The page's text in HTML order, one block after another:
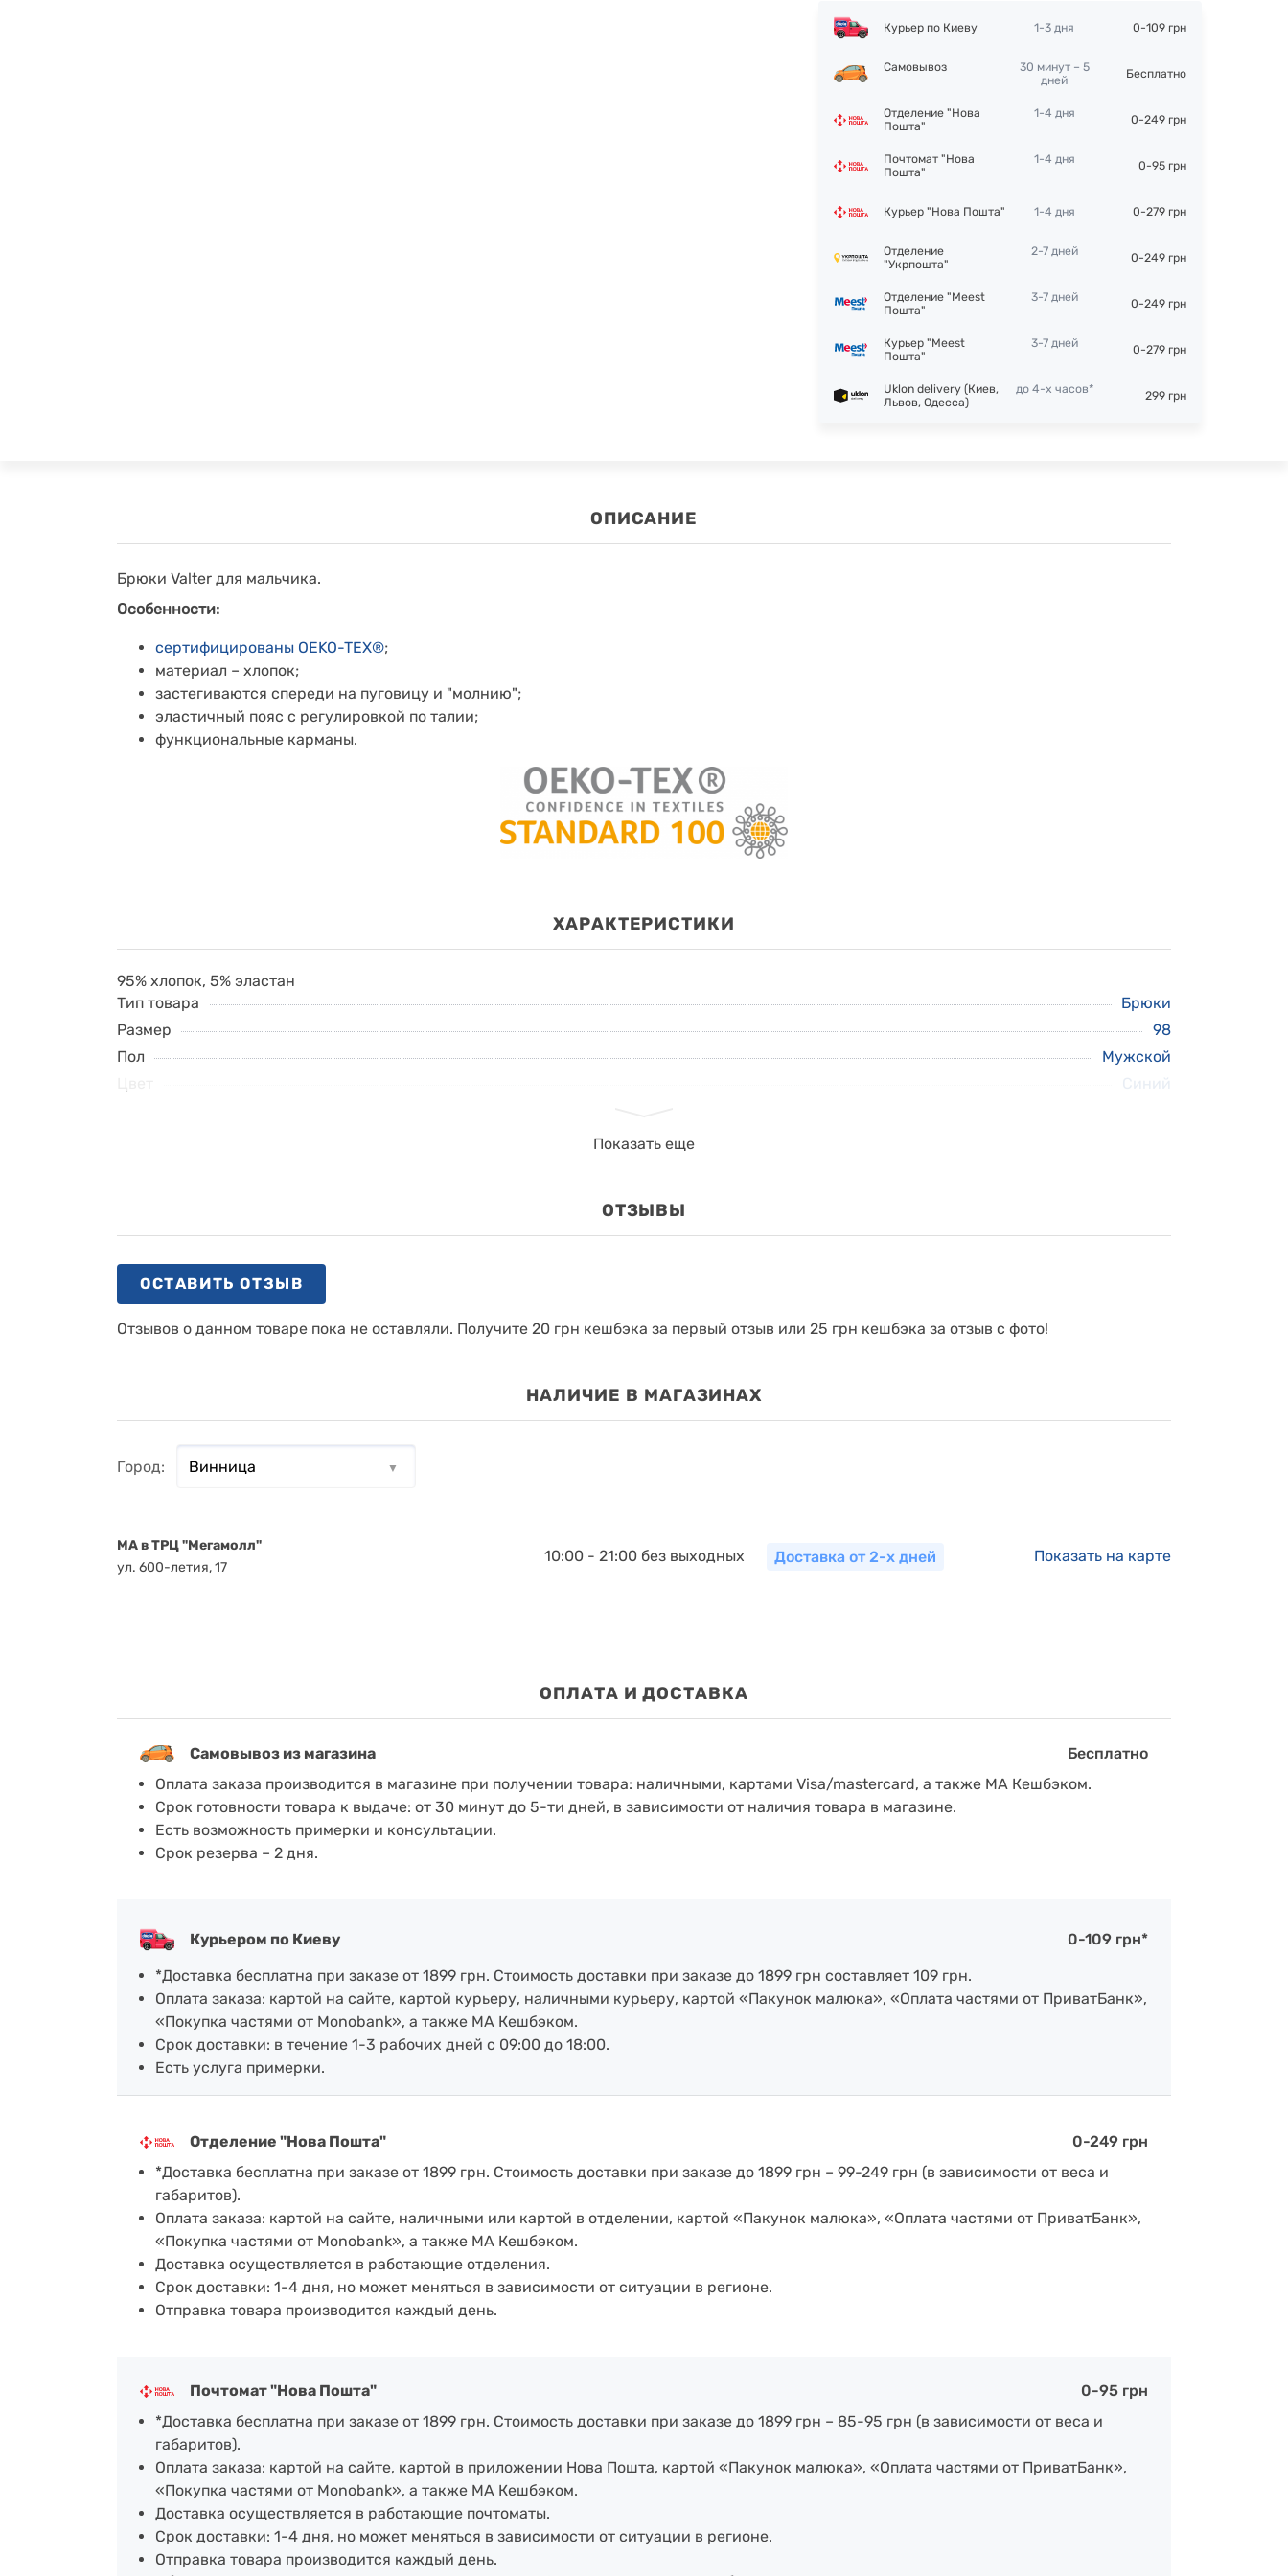
Курьер по Киеву 1-3 дня 0-109 грн
Самовывоз
30 минут – 5
дней
Бесплатно
Отделение "Нова
Пошта"
1-4 дня 0-249 грн
Почтомат "Нова
Пошта"
1-4 дня 0-95 грн
Курьер "Нова Пошта" 1-4 дня 0-279 грн
Отделение
"Укрпошта"
2-7 дней 0-249 грн
Отделение "Meest
Пошта"
3-7 дней 0-249 грн
Курьер "Meest
Пошта"
3-7 дней 0-279 грн
Uklon delivery (Киев,
Львов, Одесса)
до 4-х часов* 299 грн
ОПИСАНИЕ
Брюки Valter для мальчика.
Особенности:
сертифицированы OEKO-TEX®;
материал – хлопок;
застегиваются спереди на пуговицу и "молнию";
эластичный пояс с регулировкой по талии;
функциональные карманы.
ХАРАКТЕРИСТИКИ
95% хлопок, 5% эластан
Показать еще
Тип товара
Брюки
Размер
98
Пол
Мужской
ОТЗЫВЫ
ОСТАВИТЬ ОТЗЫВ
Отзывов о данном товаре пока не оставляли. Получите 20 грн кешбэка за первый отзыв или 25 грн кешбэка за отзыв с фото!
НАЛИЧИЕ В МАГАЗИНАХ
Город:
MA в ТРЦ "Мегамолл"
ул. 600-летия, 17
10:00 - 21:00 без выходных Доставка от 2-х дней Показать на карте
ОПЛАТА И ДОСТАВКА
Самовывоз из магазина
Бесплатно
Оплата заказа производится в магазине при получении товара: наличными, картами Visa/mastercard, а также МА Кешбэком.
Срок готовности товара к выдаче: от 30 минут до 5-ти дней, в зависимости от наличия товара в магазине.
Есть возможность примерки и консультации.
Срок резерва – 2 дня.
Курьером по Киеву
0-109 грн*
*Доставка бесплатна при заказе от 1899 грн. Стоимость доставки при заказе до 1899 грн составляет 109 грн.
Оплата заказа: картой на сайте, картой курьеру, наличными курьеру, картой «Пакунок малюка», «Оплата частями от ПриватБанк»,
«Покупка частями от Monobank», а также МА Кешбэком.
Срок доставки: в течение 1-3 рабочих дней с 09:00 до 18:00.
Есть услуга примерки.
Отделение "Нова Пошта"
0-249 грн
*Доставка бесплатна при заказе от 1899 грн. Стоимость доставки при заказе до 1899 грн – 99-249 грн (в зависимости от веса и
габаритов).
Оплата заказа: картой на сайте, наличными или картой в отделении, картой «Пакунок малюка», «Оплата частями от ПриватБанк»,
«Покупка частями от Monobank», а также МА Кешбэком.
Доставка осуществляется в работающие отделения.
Срок доставки: 1-4 дня, но может меняться в зависимости от ситуации в регионе.
Отправка товара производится каждый день.
Почтомат "Нова Пошта"
0-95 грн
*Доставка бесплатна при заказе от 1899 грн. Стоимость доставки при заказе до 1899 грн – 85-95 грн (в зависимости от веса и
габаритов).
Оплата заказа: картой на сайте, картой в приложении Нова Пошта, картой «Пакунок малюка», «Оплата частями от ПриватБанк»,
«Покупка частями от Monobank», а также МА Кешбэком.
Доставка осуществляется в работающие почтоматы.
Срок доставки: 1-4 дня, но может меняться в зависимости от ситуации в регионе.
Отправка товара производится каждый день.